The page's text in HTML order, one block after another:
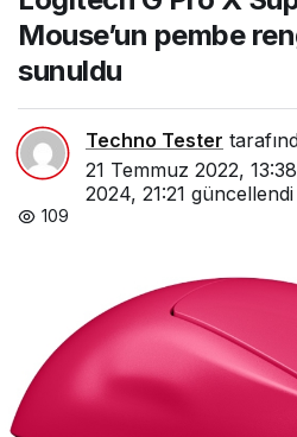
Mouse’un pembe
sunuldu
Techno Tester
21 Temmuz 2022, 13:38
2024, 21:21 güncellendi
109